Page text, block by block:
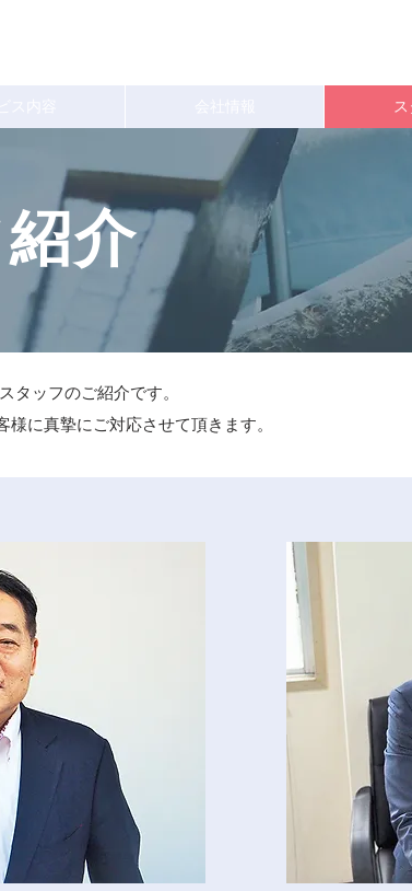
介
タッフのご紹介です。
に真摯にご対応させて頂きます。